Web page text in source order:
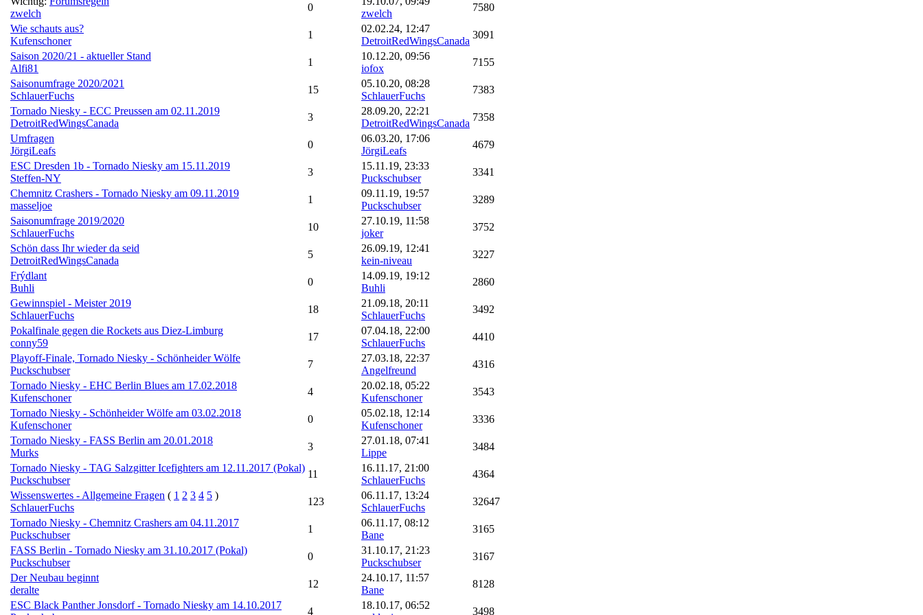
zwelch
0
zwelch
7580
Wie schauts aus?
Kufenschoner
1
02.02.24, 12:47
DetroitRedWingsCanada
3091
Saison 2020/21 - aktueller Stand
Alfi81
1
10.12.20, 09:56
iofox
7155
Saisonumfrage 2020/2021
SchlauerFuchs
15
05.10.20, 08:28
SchlauerFuchs
7383
Tornado Niesky - ECC Preussen am 02.11.2019
DetroitRedWingsCanada
3
28.09.20, 22:21
DetroitRedWingsCanada
7358
Umfragen
JörgiLeafs
0
06.03.20, 17:06
JörgiLeafs
4679
ESC Dresden 1b - Tornado Niesky am 15.11.2019
Steffen-NY
3
15.11.19, 23:33
Puckschubser
3341
Chemnitz Crashers - Tornado Niesky am 09.11.2019
masseljoe
1
09.11.19, 19:57
Puckschubser
3289
Saisonumfrage 2019/2020
SchlauerFuchs
10
27.10.19, 11:58
joker
3752
Schön dass Ihr wieder da seid
DetroitRedWingsCanada
5
26.09.19, 12:41
kein-niveau
3227
Frýdlant
Buhli
0
14.09.19, 19:12
Buhli
2860
Gewinnspiel - Meister 2019
SchlauerFuchs
18
21.09.18, 20:11
SchlauerFuchs
3492
Pokalfinale gegen die Rockets aus Diez-Limburg
conny59
17
07.04.18, 22:00
SchlauerFuchs
4410
Playoff-Finale, Tornado Niesky - Schönheider Wölfe
Puckschubser
7
27.03.18, 22:37
Angelfreund
4316
Tornado Niesky - EHC Berlin Blues am 17.02.2018
Kufenschoner
4
20.02.18, 05:22
Kufenschoner
3543
Tornado Niesky - Schönheider Wölfe am 03.02.2018
Kufenschoner
0
05.02.18, 12:14
Kufenschoner
3336
Tornado Niesky - FASS Berlin am 20.01.2018
Murks
3
27.01.18, 07:41
Lippe
3484
Tornado Niesky - TAG Salzgitter Icefighters am 12.11.2017 (Pokal)
Puckschubser
11
16.11.17, 21:00
SchlauerFuchs
4364
Wissenswertes - Allgemeine Fragen ( 1 2 3 4 5 )
SchlauerFuchs
123
06.11.17, 13:24
SchlauerFuchs
32647
Tornado Niesky - Chemnitz Crashers am 04.11.2017
Puckschubser
1
06.11.17, 08:12
Bane
3165
FASS Berlin - Tornado Niesky am 31.10.2017 (Pokal)
Puckschubser
0
31.10.17, 21:23
Puckschubser
3167
Der Neubau beginnt
deralte
12
24.10.17, 11:57
Bane
8128
ESC Black Panther Jonsdorf - Tornado Niesky am 14.10.2017
4
18.10.17, 06:52
3498